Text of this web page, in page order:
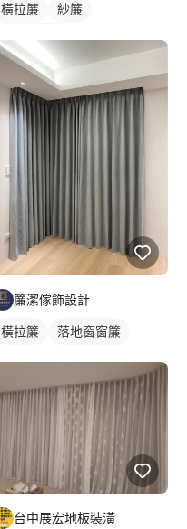
橫拉簾
紗簾
簾潔傢飾設計
橫拉簾 落地窗窗簾
台中展宏地板裝潢